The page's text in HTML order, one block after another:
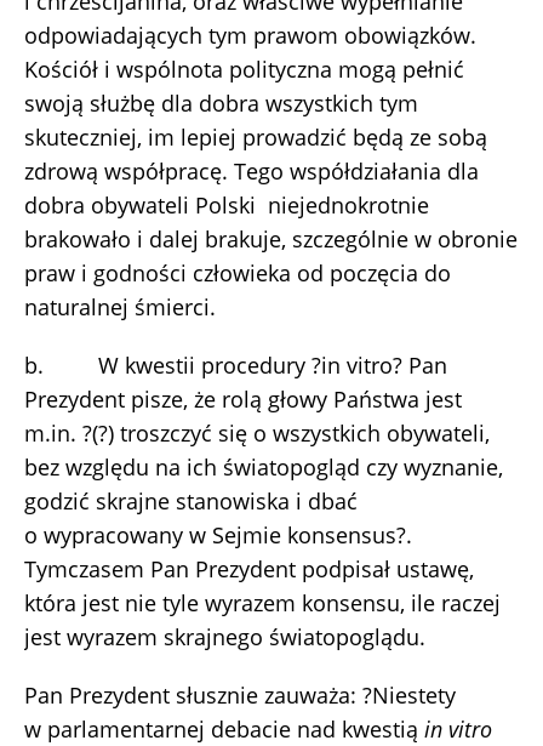
odpowiadających tym prawom obowiązków.
Kościół i wspólnota polityczna mogą pełnić
swoją służbę dla dobra wszystkich tym
skuteczniej, im lepiej prowadzić będą ze sobą
zdrową współpracę. Tego współdziałania dla
dobra obywateli Polski niejednokrotnie
brakowało i dalej brakuje, szczególnie w obronie
praw i godności człowieka od poczęcia do
naturalnej śmierci.
b. W kwestii procedury ?in vitro? Pan
Prezydent pisze, że rolą głowy Państwa jest
m.in. ?(?) troszczyć się o wszystkich obywateli,
bez względu na ich światopogląd czy wyznanie,
godzić skrajne stanowiska i dbać
o wypracowany w Sejmie konsensus?.
Tymczasem Pan Prezydent podpisał ustawę,
która jest nie tyle wyrazem konsensu, ile raczej
jest wyrazem skrajnego światopoglądu.
Pan Prezydent słusznie zauważa: ?Niestety
w parlamentarnej debacie nad kwestią in vitro